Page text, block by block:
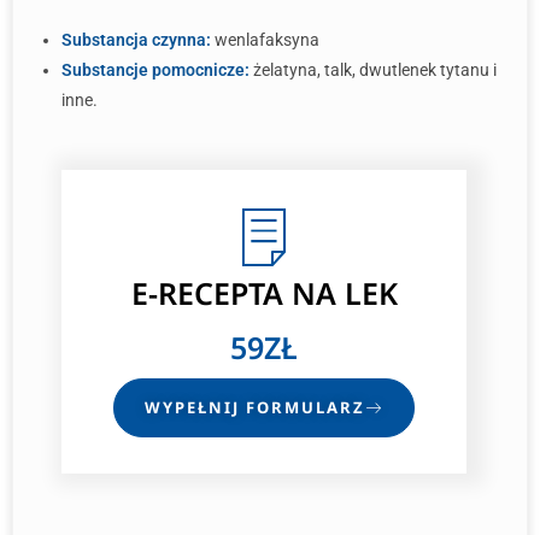
Substancja czynna: wenlafaksyna
Substancje pomocnicze: żelatyna, talk, dwutlenek tytanu i
inne.
E-RECEPTANA LEK
59ZŁ
WYPEŁNIJ FORMULARZ